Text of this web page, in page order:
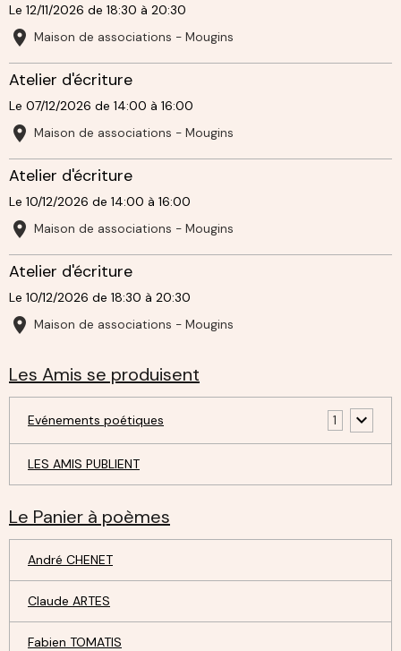
Le 12/11/2026 de 18:30 à 20:30
Maison de associations - Mougins
Atelier d'écriture
Le 07/12/2026 de 14:00 à 16:00
Maison de associations - Mougins
Atelier d'écriture
Le 10/12/2026 de 14:00 à 16:00
Maison de associations - Mougins
Atelier d'écriture
Le 10/12/2026 de 18:30 à 20:30
Maison de associations - Mougins
Les Amis se produisent
Evénements poétiques 1
LES AMIS PUBLIENT
Le Panier à poèmes
André CHENET
Claude ARTES
Fabien TOMATIS